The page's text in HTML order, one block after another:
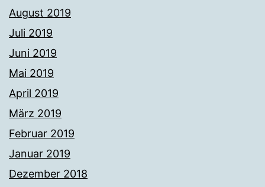
August 2019
Juli 2019
Juni 2019
Mai 2019
April 2019
März 2019
Februar 2019
Januar 2019
Dezember 2018